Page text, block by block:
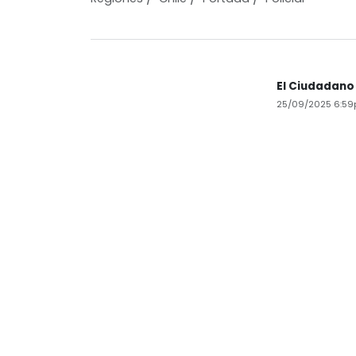
El Ciudadano
25/09/2025